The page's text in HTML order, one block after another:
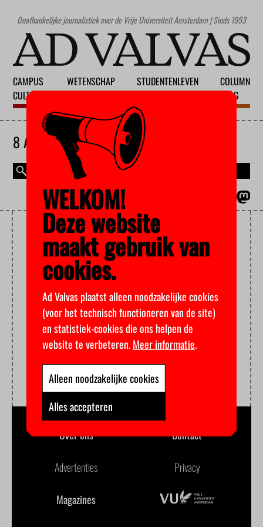
Onafhankelijke journalistiek over de Vrije Universiteit Amsterdam | Sinds 1953
CAMPUS
CULTUUR
WETENSCHAP
STUDENTENLEVEN
COLUMN
BLOG
8 AUGUSTUS 2026
SADIAH BOONSTRA
Over ons Contact
Advertenties Privacy
Magazines
WELKOM!
Deze website
maakt gebruik van
cookies.
Ad Valvas plaatst alleen noodzakelijke cookies
(voor het technisch functioneren van de site)
en statistiek-cookies die ons helpen de
website te verbeteren.Meer informatie.
Alleen noodzakelijke cookies
Alles accepteren